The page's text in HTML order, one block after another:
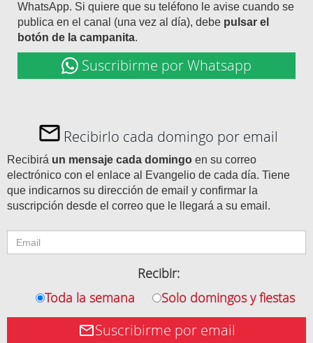
WhatsApp. Si quiere que su teléfono le avise cuando se
publica en el canal (una vez al día), debe pulsar el
botón de la campanita.
Suscribirme por Whatsapp
Recibirlo cada domingo por email
Recibirá un mensaje cada domingo en su correo
electrónico con el enlace al Evangelio de cada día. Tiene
que indicarnos su dirección de email y confirmar la
suscripción desde el correo que le llegará a su email.
Recibir:
Toda la semana
Solo domingos y fiestas
Suscribirme por email